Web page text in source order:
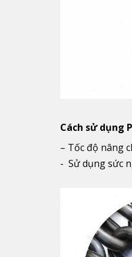
Cách sử dụng
– Tốc độ nâng
- Sử dụng sức